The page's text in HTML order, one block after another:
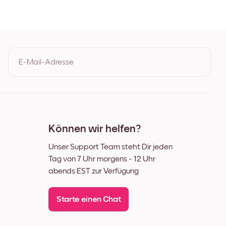
E-Mail-Adresse
Können wir helfen?
Unser Support Team steht Dir jeden
Tag von 7 Uhr morgens - 12 Uhr
abends EST zur Verfügung
Starte einen Chat